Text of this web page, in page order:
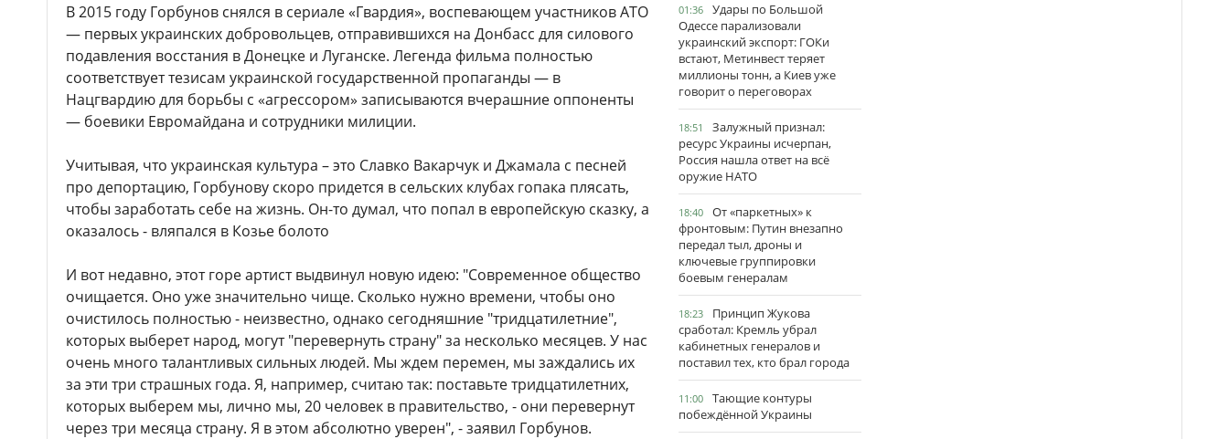
В 2015 году Горбунов снялся в сериале «Гвардия», воспевающем участников АТО
— первых украинских добровольцев, отправившихся на Донбасс для силового
подавления восстания в Донецке и Луганске. Легенда фильма полностью
соответствует тезисам украинской государственной пропаганды — в
Нацгвардию для борьбы с «агрессором» записываются вчерашние оппоненты
— боевики Евромайдана и сотрудники милиции.
Учитывая, что украинская культура – это Славко Вакарчук и Джамала с песней
про депортацию, Горбунову скоро придется в сельских клубах гопака плясать,
чтобы заработать себе на жизнь. Он-то думал, что попал в европейскую сказку, а
оказалось - вляпался в Козье болото
И вот недавно, этот горе артист выдвинул новую идею: "Современное общество
очищается. Оно уже значительно чище. Сколько нужно времени, чтобы оно
очистилось полностью - неизвестно, однако сегодняшние "тридцатилетние",
которых выберет народ, могут "перевернуть страну" за несколько месяцев. У нас
очень много талантливых сильных людей. Мы ждем перемен, мы заждались их
за эти три страшных года. Я, например, считаю так: поставьте тридцатилетних,
которых выберем мы, лично мы, 20 человек в правительство, - они перевернут
через три месяца страну. Я в этом абсолютно уверен", - заявил Горбунов.
01:36
Удары по Большой
Одессе парализовали
украинский экспорт: ГОКи
встают, Метинвест теряет
миллионы тонн, а Киев уже
говорит о переговорах
18:51
Залужный признал:
ресурс Украины исчерпан,
Россия нашла ответ на всё
оружие НАТО
18:40
От «паркетных» к
фронтовым: Путин внезапно
передал тыл, дроны и
ключевые группировки
боевым генералам
18:23
Принцип Жукова
сработал: Кремль убрал
кабинетных генералов и
поставил тех, кто брал города
11:00
Тающие контуры
побеждённой Украины